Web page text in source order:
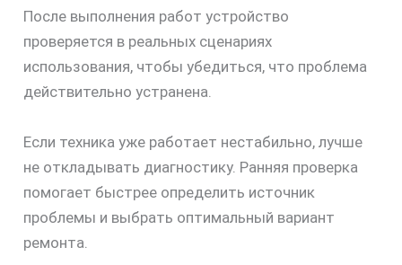
После выполнения работ устройство
проверяется в реальных сценариях
использования, чтобы убедиться, что проблема
действительно устранена.
Если техника уже работает нестабильно, лучше
не откладывать диагностику. Ранняя проверка
помогает быстрее определить источник
проблемы и выбрать оптимальный вариант
ремонта.